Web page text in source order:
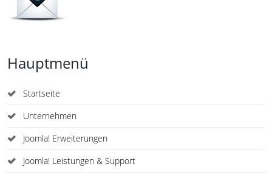
Hauptmenü
Startseite
Unternehmen
Joomla! Erweiterungen
Joomla! Leistungen & Support